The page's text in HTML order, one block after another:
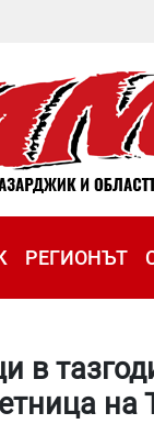
РЕГИОНЪТ
в
на